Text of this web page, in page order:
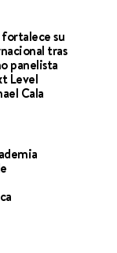
su
tras
panelista
Level
Cala